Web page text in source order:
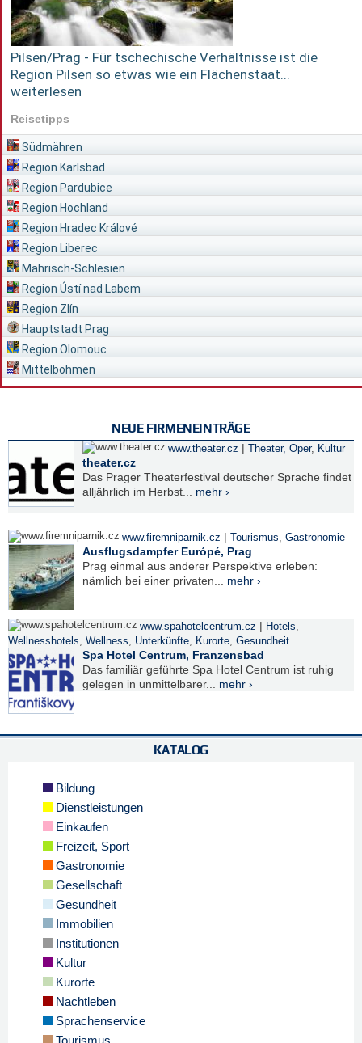
Pilsen/Prag - Für tschechische Verhältnisse ist die
Region Pilsen so etwas wie ein Flächenstaat...
weiterlesen
Reisetipps
Südmähren
Region Karlsbad
Region Pardubice
Region Hochland
Region Hradec Králové
Region Liberec
Mährisch-Schlesien
Region Ústí nad Labem
Region Zlín
Hauptstadt Prag
Region Olomouc
Mittelböhmen
NEUE FIRMENEINTRÄGE
www.theater.cz | Theater, Oper, Kultur
theater.cz
Das Prager Theaterfestival deutscher Sprache findet
alljährlich im Herbst... mehr ›
www.firemniparnik.cz | Tourismus Gastronomie
Ausflugsdampfer Európé, Prag
Prag einmal aus anderer Perspektive erleben:
nämlich bei einer privaten... mehr ›
www.spahotelcentrum.cz | Hotels
Wellnesshotels
Wellness Unterkünfte Kurorte Gesundheit
Spa Hotel Centrum, Franzensbad
Das familiär geführte Spa Hotel Centrum ist ruhig
gelegen in unmittelbarer... mehr ›
KATALOG
Bildung
Dienstleistungen
Einkaufen
Freizeit, Sport
Gastronomie
Gesellschaft
Gesundheit
Immobilien
Institutionen
Kultur
Kurorte
Nachtleben
Sprachenservice
Tourismus